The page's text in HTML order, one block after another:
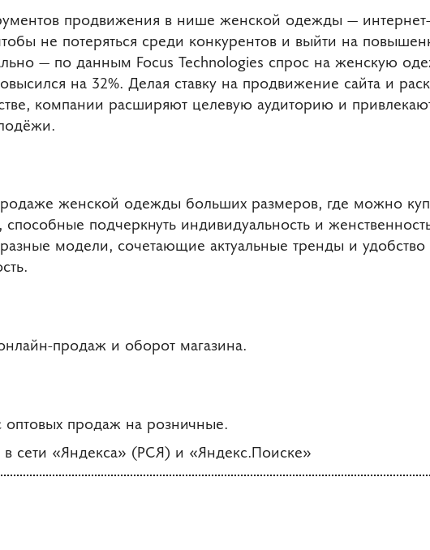
продвижения в нише женской одежды —
не потеряться среди конкурентов и выйти на
— по данным Focus Technologies спрос на женскую
на 32%. Делая ставку на продвижение сайта и
компании расширяют целевую аудиторию и
женской одежды больших размеров, где можно
подчеркнуть индивидуальность и
модели, сочетающие актуальные тренды и удобство
продаж и оборот магазина.
оптовых продаж на розничные.
сети «Яндекса» (РСЯ) и «Яндекс.Поиске»